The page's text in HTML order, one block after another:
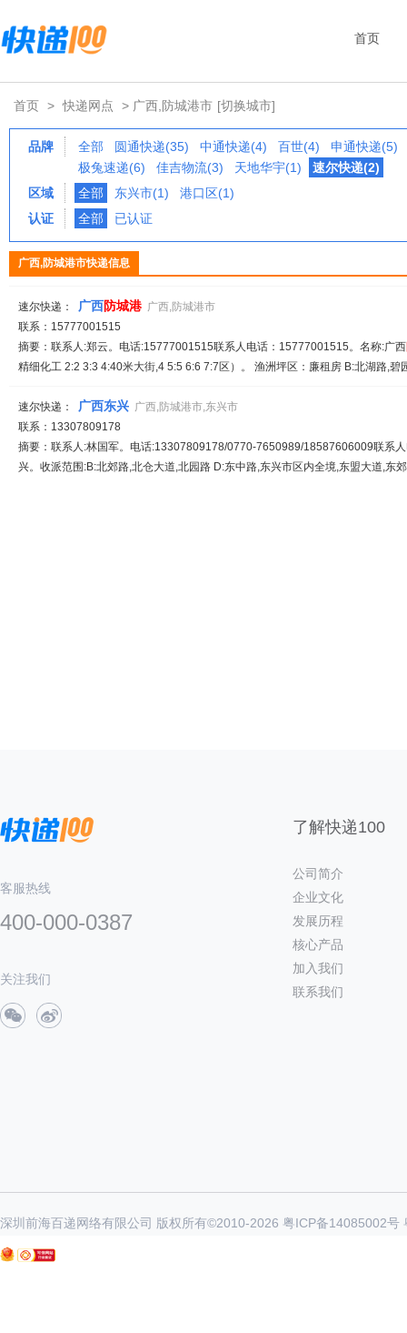
首页
首页 > 快递网点 > 广西,防城港市 [切换城市]
品牌 全部 圆通快递(35) 中通快递(4) 百世(4)
申通快递(5)
极兔速递(6)
佳吉物流(3) 天地华宇(1)
速尔快递(2)
区域
全部 东兴市(1)
港口区(1)
认证
全部 已认证
广西,防城港市快递信息
速尔快递： 广西防城港 广西,防城港市
联系：15777001515
摘要：联系人:郑云。电话:15777001515联系人电话：15777001515。名称:广西
精细化工 2:2 3:3 4:40米大街,4 5:5 6:6 7:7区）。 渔洲坪区：廉租房 B:北湖路,
速尔快递： 广西东兴 广西,防城港市,东兴市
联系：13307809178
摘要：联系人:林国军。电话:13307809178/0770-7650989/18587606009联系
兴。收派范围:B:北郊路,北仓大道,北园路 D:东中路,东兴市区内全境,东盟大道,东
客服热线
400-000-0387
关注我们
了解快递100
公司简介
企业文化
发展历程
核心产品
加入我们
联系我们
深圳前海百递网络有限公司 版权所有©2010-2026 粤ICP备14085002号